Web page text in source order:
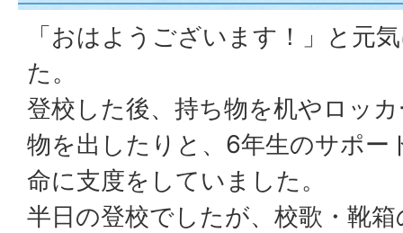
「おはようございます！」と元
た。
登校した後、持ち物を机やロッ
物を出したりと、6年生のサポー
命に支度をしていました。
半日の登校でしたが、校歌・靴